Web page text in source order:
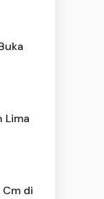
Lima
di